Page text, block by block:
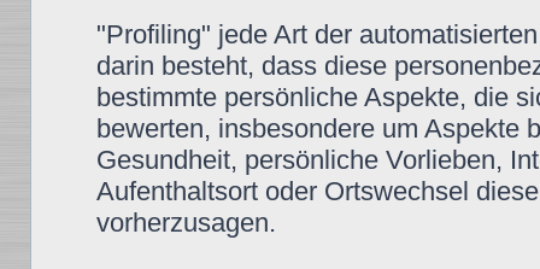
"Profiling" jede Art der
darin besteht, dass diese
bestimmte persönliche Aspekte, die
bewerten, insbesondere um Aspekte
Gesundheit, persönliche Vorlieben,
Aufenthaltsort oder Ortswechsel
vorherzusagen.